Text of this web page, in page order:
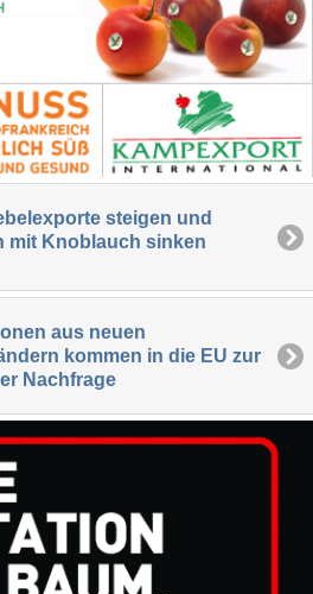
steigen und
mit Knoblauch sinken
aus neuen
kommen in die EU zur
Nachfrage